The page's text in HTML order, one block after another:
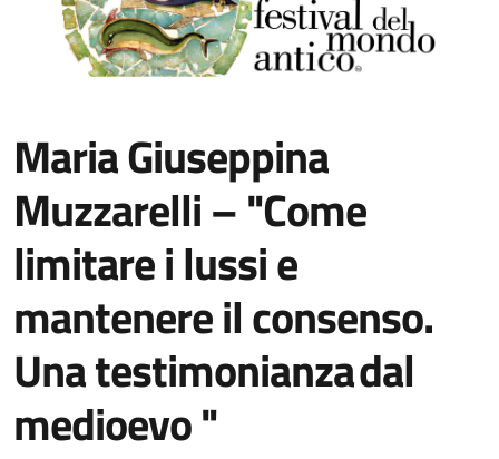
Maria Giuseppina
Muzzarelli – "Come
limitare i lussi e
mantenere il consenso.
Una testimonianza dal
medioevo "